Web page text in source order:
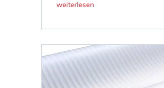
weiterlesen